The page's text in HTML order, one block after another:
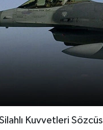
Kuvvetleri